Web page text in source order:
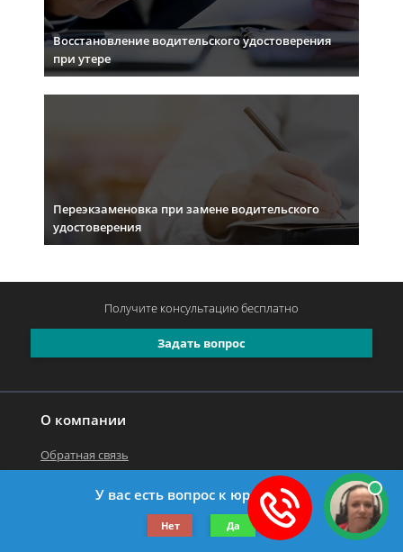
Восстановление водительского удостоверения
при утере
Переэкзаменовка при замене водительского
удостоверения
О компании
Обратная связь
©2019-2026 Все права защищены.
Задать вопрос
Получите консультациюбесплатно
У вас есть вопрос к юристу?
Нет Да